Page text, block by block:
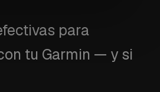
para
tu Garmin — y si